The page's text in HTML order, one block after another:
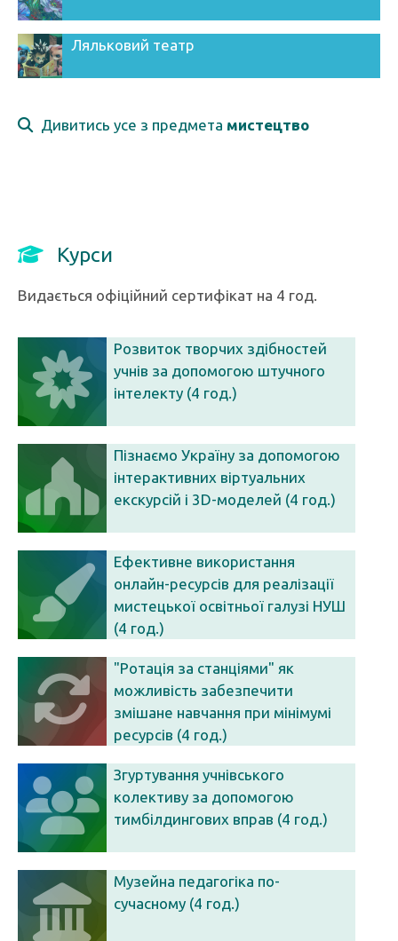
Ляльковий театр
Дивитись усе з предмета мистецтво
Курси
Видається офіційний сертифікат на 4 год.
Розвиток творчих здібностей
учнів за допомогою штучного
інтелекту (4 год.)
Пізнаємо Україну за допомогою
інтерактивних віртуальних
екскурсій і 3D-моделей (4 год.)
Ефективне використання
онлайн-ресурсів для реалізації
мистецької освітньої галузі НУШ
(4 год.)
"Ротація за станціями" як
можливість забезпечити
змішане навчання при мінімумі
ресурсів (4 год.)
Згуртування учнівського
колективу за допомогою
тимбілдингових вправ (4 год.)
Музейна педагогіка по-
сучасному (4 год.)